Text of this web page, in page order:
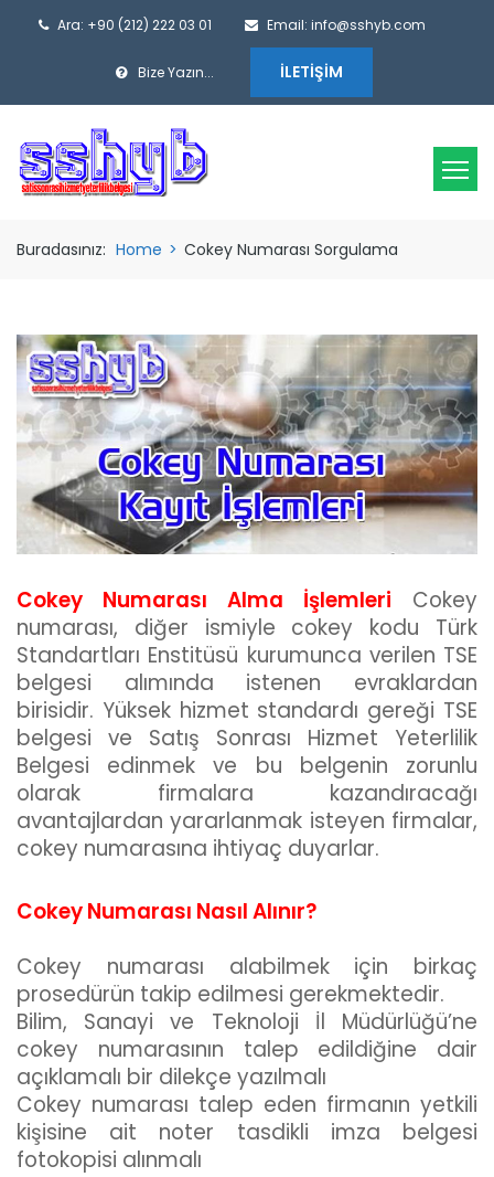
Ara: +90 (212) 222 03 01 Email: info@sshyb.com
Bize Yazın... İLETIŞIM
Buradasınız: Home > Cokey Numarası Sorgulama
Cokey Numarası Alma İşlemleri Cokey
numarası, diğer ismiyle cokey kodu Türk
Standartları Enstitüsü kurumunca verilen TSE
belgesi alımında istenen evraklardan
birisidir. Yüksek hizmet standardı gereği TSE
belgesi ve Satış Sonrası Hizmet Yeterlilik
Belgesi edinmek ve bu belgenin zorunlu
olarak firmalara kazandıracağı
avantajlardan yararlanmak isteyen firmalar,
cokey numarasına ihtiyaç duyarlar.
Cokey Numarası Nasıl Alınır?
Cokey numarası alabilmek için birkaç
prosedürün takip edilmesi gerekmektedir.
Bilim, Sanayi ve Teknoloji İl Müdürlüğü’ne
cokey numarasının talep edildiğine dair
açıklamalı bir dilekçe yazılmalı
Cokey numarası talep eden firmanın yetkili
kişisine ait noter tasdikli imza belgesi
fotokopisi alınmalı